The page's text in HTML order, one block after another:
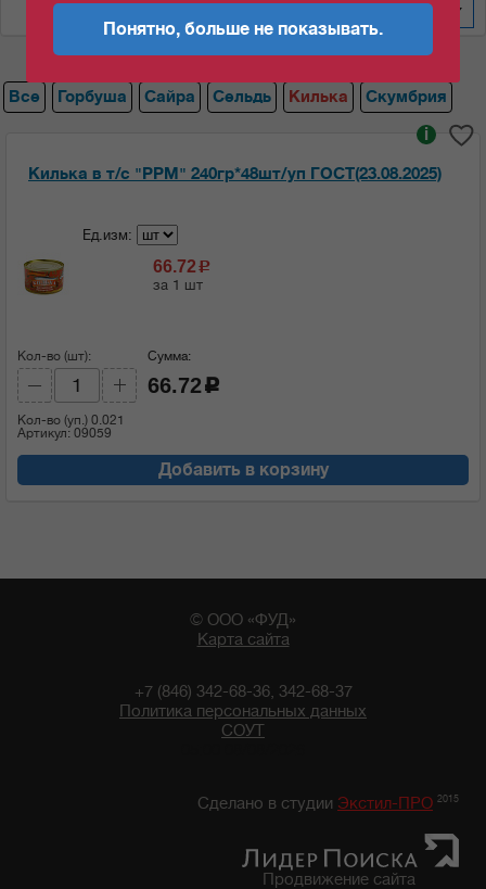
60
Все Горбуша Сайра Сельдь Килька Скумбрия
Килька в т/с "РРМ" 240гр*48шт/уп ГОСТ(23.08.2025)
i
Ед.изм:
66.72 c
за 1 шт
Кол-во (шт):
Кол-во (уп.) 0.021
Артикул: 09059
Сумма:
66.72 c
Добавить в корзину
© ООО «ФУД»
Карта сайта
+7 (846) 342-68-36, 342-68-37
Политика персональных данных
СОУТ
Сделано в студии Экстил-ПРО 2015
Продвижение сайта
Понятно, больше не показывать.